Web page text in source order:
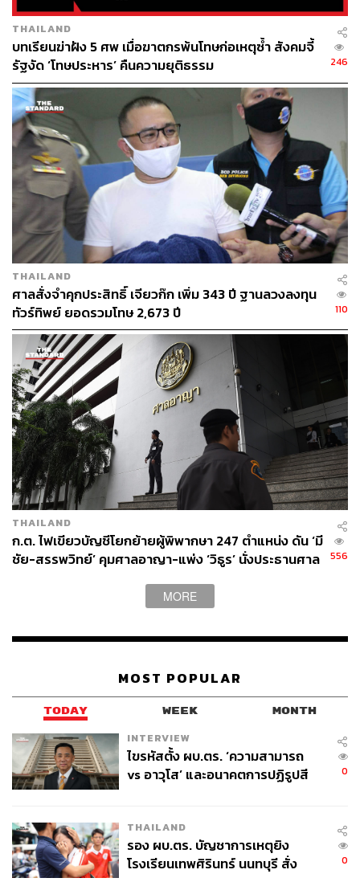
THAILAND
บทเรียนฆ่าฝัง 5 ศพ เมื่อฆาตกรพ้นโทษก่อเหตุซ้ำ สังคมจี้
รัฐงัด ‘โทษประหาร’ คืนความยุติธรรม
246
THAILAND
ศาลสั่งจำคุกประสิทธิ์ เจียวก๊ก เพิ่ม 343 ปี ฐานลวงลงทุน
ทัวร์ทิพย์ ยอดรวมโทษ 2,673 ปี
110
THAILAND
ก.ต. ไฟเขียวบัญชีโยกย้ายผู้พิพากษา 247 ตำแหน่ง ดัน ‘มี
ชัย-สรรพวิทย์’ คุมศาลอาญา-แพ่ง ‘วิธูร’ นั่งประธานศาล
556
MORE
MOST POPULAR
TODAY WEEK MONTH
INTERVIEW
ไขรหัสตั้ง ผบ.ตร. ‘ความสามารถ
vs อาวุโส’ และอนาคตการปฏิรูปสี
0
THAILAND
รอง ผบ.ตร. บัญชาการเหตุยิง
โรงเรียนเทพศิรินทร์ นนทบุรี สั่ง
0